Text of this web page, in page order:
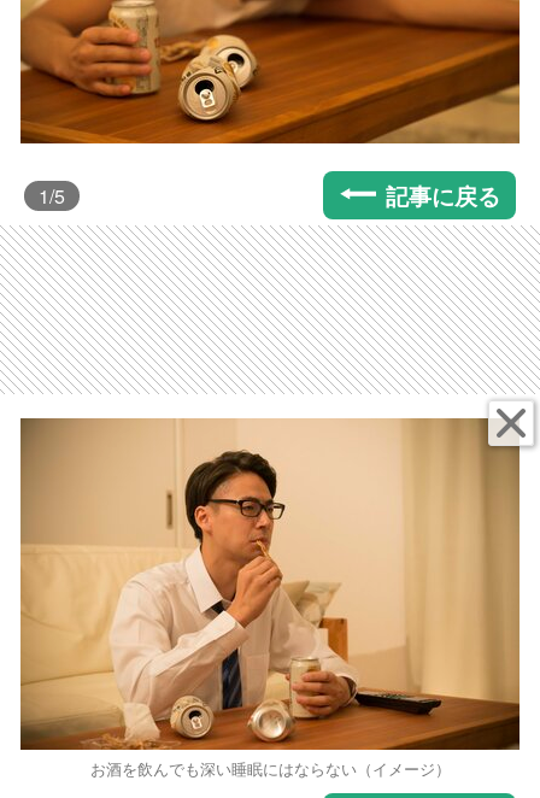
1/5 記事に戻る
お酒を飲んでも深い睡眠にはならない（イメージ）